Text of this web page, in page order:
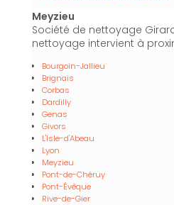
Meyzieu
Société de nettoyage
nettoyage intervient à
Bourgoin-Jallieu
Brignais
Corbas
Dardilly
Genas
Givors
L'Isle-d'Abeau
Lyon
Meyzieu
Pont-de-Chéruy
Pont-Évêque
Rive-de-Gier